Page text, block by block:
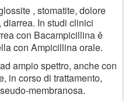
, stomatite, dolore
In studi clinici
con Bacampicillina ě
con Ampicillina orale.
ampio spettro, anche con
in corso di trattamento,
membranosa.